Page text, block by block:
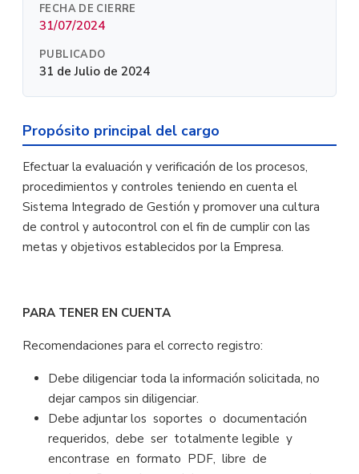
FECHA DE CIERRE
31/07/2024
PUBLICADO
31 de Julio de 2024
Propósito principal del cargo
Efectuar la evaluación y verificación de los procesos,
procedimientos y controles teniendo en cuenta el
Sistema Integrado de Gestión y promover una cultura
de control y autocontrol con el fin de cumplir con las
metas y objetivos establecidos por la Empresa.
PARA TENER EN CUENTA
Recomendaciones para el correcto registro:
Debe diligenciar toda la información solicitada, no
dejar campos sin diligenciar.
Debe adjuntar los soportes o documentación
requeridos, debe ser totalmente legible y
encontrase en formato PDF, libre de